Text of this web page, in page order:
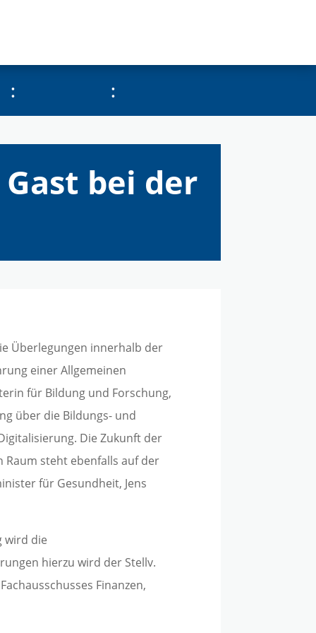
: :
bei der
Überlegungen innerhalb der
einer Allgemeinen
für Bildung und Forschung,
über die Bildungs- und
Die Zukunft der
Raum steht ebenfalls auf der
für Gesundheit, Jens
wird die
hierzu wird der Stellv.
Finanzen,